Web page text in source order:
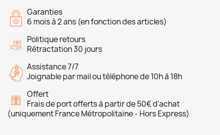
Garanties
6 mois à 2 ans (en fonction des articles)
Politique retours
Rétractation 30 jours
Assistance 7/7
Joignable par mail ou téléphone de 10h à 18h
Offert
Frais de port offerts à partir de 50€ d'achat
(uniquement France Métropolitaine - Hors Express)